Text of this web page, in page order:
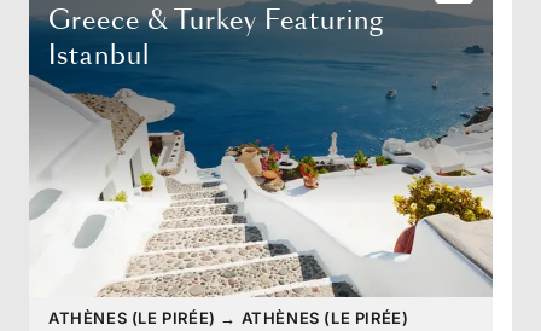
Greece & Turkey Featuring
Istanbul
ATHÈNES (LE PIRÉE) → ATHÈNES (LE PIRÉE)